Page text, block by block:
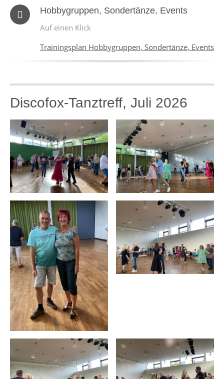
Hobbygruppen, Sondertänze, Events
Auf einen Klick
Trainingsplan Hobbygruppen, Sondertänze, Events
Discofox-Tanztreff, Juli 2026